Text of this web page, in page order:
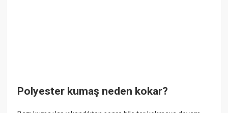
Polyester kumaş neden kokar?